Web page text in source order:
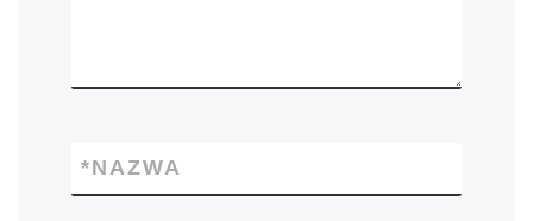
NAZWA
*